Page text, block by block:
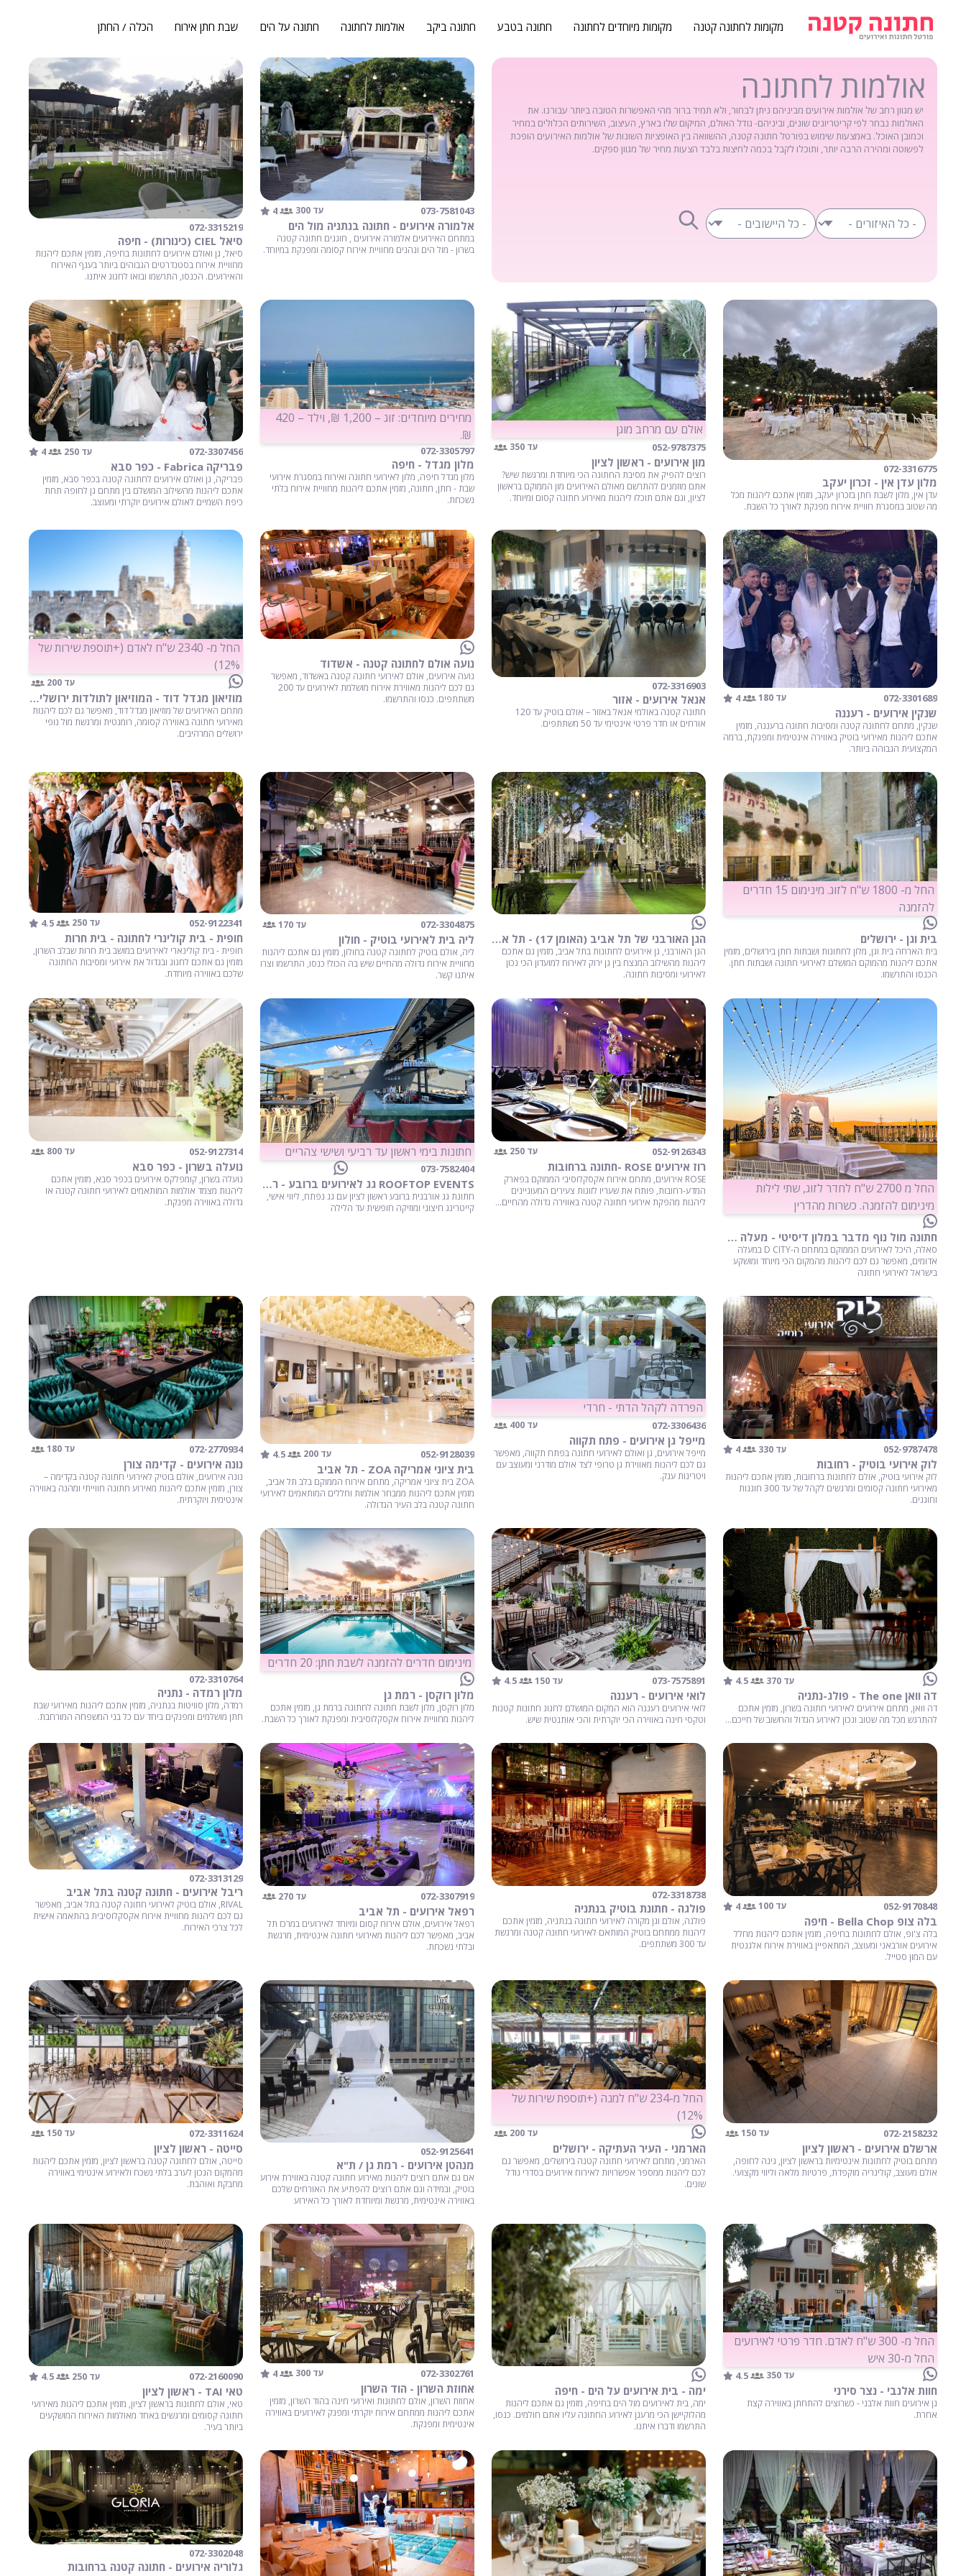
מקומות לחתונה קטנה מקומות מיוחדים לחתונה חתונה בטבע חתונה ביקב אולמות לחתונה חתונה על הים שבת חתן אירוח הכלה / החתן
אולמות לחתונה
יש מגוון רחב של אולמות אירועים מביניהם ניתן לבחור, ולא תמיד ברור מהי האפשרות הטובה ביותר עבורנו. את
האולמות נבחר לפי קריטריונים שונים, וביניהם- גודל האולם, המיקום שלו בארץ, העיצוב, השירותים הכלולים במחיר
וכמובן האוכל. באמצעות שימוש בפורטל חתונה קטנה, ההשוואה בין האופציות השונות של אולמות האירועים הופכת
לפשוטה ומהירה הרבה יותר, ותוכלו לקבל בכמה לחיצות בלבד הצעות מחיר של מגוון ספקים.
073-7581043 עד 300 4
אלמורה אירועים - חתונה בנתניה מול הים
במתחם האירועים אלמורה אירועים , חוגגים חתונה קטנה
בשרון - מול הים ונהנים מחוויית אירוח קסומה ומפנקת במיוחד.
072-3315219
סיאל CIEL (כינורות) - חיפה
סיאל, גן ואולם אירועים לחתונות בחיפה, מזמין אתכם ליהנות
מחוויית אירוח בסטנדרטים הגבוהים ביותר בענף האירוח
והאירועים. הכנסו, התרשמו ובואו לחגוג איתנו.
072-3316775
מלון עדן אין - זכרון יעקב
עדן אין, מלון לשבת חתן בזכרון יעקב, מזמין אתכם ליהנות מכל
מה שטוב במסגרת חוויית אירוח מפנקת לאורך כל השבת.
אולם עם מרחב מוגן
052-9787375 עד 350
מון אירועים - ראשון לציון
רוצים להפיק את מסיבת החתונה הכי מיוחדת ומרגשת שיש?
אתם מוזמנים להתרשם מאולם האירועים מון הממוקם בראשון
לציון, וגם אתם תוכלו ליהנות מאירוע חתונה קסום ומיוחד.
מחירים מיוחדים: זוג – 1,200 ₪, וילד – 420
₪.
072-3305797
מלון מגדל - חיפה
מלון מגדל חיפה, מלון לאירועי חתונה ואירוח במסגרת אירועי
שבת - חתן, חתונה, מזמין אתכם ליהנות מחוויית אירוח בלתי
נשכחת.
072-3307456 עד 250 4
פבריקה Fabrica - כפר סבא
פבריקה, גן ואולם אירועים לחתונה קטנה בכפר סבא, מזמין
אתכם ליהנות מהשילוב המושלם בין מתחם גן לחופה תחת
כיפת השמיים לאולם אירועים יוקרתי ומעוצב.
072-3301689 עד 180 4
שנקין אירועים - רעננה
שנקין, מתחם לחתונה קטנה ומסיבות חתונה ברעננה, מזמין
אתכם ליהנות מאירועי בוטיק באווירה אינטימית ומפנקת, ברמה
המקצועית הגבוהה ביותר.
072-3316903
אנאל אירועים - אזור
חתונה קטנה באולמי אנאל באזור – אולם בוטיק עד 120
אורחים או חדר פרטי אינטימי עד 50 משתתפים.
נועה אולם לחתונה קטנה - אשדוד
נועה אירועים, אולם לאירועי חתונה קטנה באשדוד, מאפשר
גם לכם ליהנות מאווירת אירוח מושלמת לאירועים עד 200
משתתפים. כנסו והתרשמו.
החל מ- 2340 ש"ח לאדם (+תוספת שירות של
12%)
עד 200
מוזיאון מגדל דוד - המוזיאון לתולדות ירושלים - ירושלים
מתחם האירועים של מוזיאון מגדל דוד, מאפשר גם לכם ליהנות
מאירועי חתונה באווירה קסומה, רומנטית ומרגשת מול נופי
ירושלים המרהיבים.
החל מ- 1800 ש"ח לזוג. מינימום 15 חדרים
להזמנה
בית וגן - ירושלים
בית הארחה בית וגן, מלון לחתונות ושבתות חתן בירושלים, מזמין
אתכם ליהנות מהמוקם המושלם לאירועי חתונה ושבתות חתן.
הכנסו והתרשמו.
הגן האורבני של תל אביב (האומן 17) - תל אביב
הגן האורבני, גן אירועים לחתונות בתל אביב, מזמין גם אתכם
ליהנות מהשילוב המנצח בין גן ירוק לאירוח למועדון הכי נכון
לאירועי ומסיבות חתונה.
072-3304875 עד 170
ליה בית לאירועי בוטיק - חולון
ליה, אולם בוטיק לחתונה קטנה בחולון, מזמין גם אתכם ליהנות
מחוויית אירוח גדולה מהחיים שיש בה הכול! כנסו, התרשמו וצרו
איתנו קשר.
052-9122341 עד 250 4.5
חופית - בית קולינרי לחתונה - בית חרות
חופית - בית קולינארי לאירועים במושב בית חרות שבלב השרון,
מזמין גם אתכם לחגוג ובגדול את אירועי ומסיבות החתונה
שלכם באווירה מיוחדת.
החל מ 2700 ש"ח לחדר לזוג, שתי לילות
מינימום להזמנה. כשרות מהדרין
חתונה מול נוף מדבר במלון דיסיטי - מעלה אדומים
סאלה, היכל לאירועים הממוקם במתחם ה-D CITY במעלה
אדומים, מאפשר גם לכם ליהנות מהמקום הכי מיוחד ומושקע
בישראל לאירועי חתונה
052-9126343 עד 250
רוז אירועים ROSE -חתונה ברחובות
ROSE אירועים, מתחם אירוח אקסקלוסיבי הממוקם בפארק
המדע-רחובות, פותח את שעריו לזוגות צעירים המעוניינים
ליהנות מהפקת אירועי חתונה קטנה באווירה גדולה מהחיים...
חתונות בימי ראשון עד רביעי ושישי צהריים
073-7582404
ROOFTOP EVENTS גג לאירועים ברובע - ראשון לציון
חתונת גג אורבנית ברובע ראשון לציון עם גג נפתח, ליווי אישי,
קייטרינג חיצוני ומוזיקה חופשית עד הלילה
052-9127314 עד 800
נועלה בשרון - כפר סבא
נועלה בשרון, קומפלקס אירועים בכפר סבא, מזמין אתכם
ליהנות מצמד אולמות המותאמים לאירועי חתונה קטנה או
גדולה באווירה מפנקת.
052-9787478 עד 330 4
לוק אירועי בוטיק - רחובות
לוק אירועי בוטיק, אולם לחתונות ברחובות, מזמין אתכם ליהנות
מאירועי חתונה קסומים ומרגשים לקהל של עד 300 חוגגות
וחוגגים.
הפרדה לקהל הדתי - חרדי
072-3306436 עד 400
מייפל גן אירועים - פתח תקווה
מייפל אירועים, גן ואולם לאירועי חתונה בפתח תקווה, מאפשר
גם לכם ליהנות מאווירת גן טרופי לצד אולם מודרני ומעוצב עם
ויטרינות ענק.
052-9128039 עד 200 4.5
בית ציוני אמריקה ZOA - תל אביב
ZOA בית ציוני אמריקה, מתחם אירוח הממוקם בלב תל אביב,
מזמין אתכם ליהנות ממבחר אולמות וחללים המותאמים לאירועי
חתונה קטנה בלב העיר הגדולה.
072-2770934 עד 180
נונה אירועים - קדימה צורן
נונה אירועים, אולם בוטיק לאירועי חתונה קטנה בקדימה –
צורן, מזמין אתכם ליהנות מאירוע חתונה חווייתי ומהנה באווירה
אינטימית ויוקרתית.
עד 370 4.5
דה וואן The one - פולג-נתניה
דה וואן, מתחם אירועים לאירועי חתונה בשרון, מזמין אתכם
להתרגש מכל מה שטוב ונכון לאירוע הגדול והחשוב של חייכם...
073-7575891 עד 150 4.5
לואי אירועים - רעננה
לואי אירועים רעננה הוא המקום המושלם לחגוג חתונות קטנות
וטקסי חינה באווירה הכי יוקרתית והכי אותנטית שיש.
מינימום חדרים להזמנה לשבת חתן: 20 חדרים
מלון רוקסן - רמת גן
מלון רוקסן, מלון לשבת חתונה לחתונה ברמת גן, מזמין אתכם
ליהנות מחוויית אירוח אקסקלוסיבית ומפנקת לאורך כל השבת.
072-3310764
מלון רמדה - נתניה
רמדה, מלון סוויטות בנתניה, מזמין אתכם ליהנות מאירועי שבת
חתן מושלמים ומפנקים ביחד עם כל בני המשפחה המורחבת.
052-9170848 עד 100 4
בלה צופ Bella Chop - חיפה
בלה צ'ופ, אולם לחתונות בחיפה, מזמין אתכם ליהנות מחלל
אירועים אורבאני ומעוצב, המתאפיין באווירת אירוח אלגנטית
עם המון סטייל.
072-3318738
פולגה - חתונת בוטיק בנתניה
פולגה, אולם וגן מקורה לאירועי חתונה בנתניה, מזמין אתכם
ליהנות ממתחם בוטיק המותאם לאירועי חתונה קטנה ומרגשת
עד 300 משתתפים.
072-3307919 עד 270
רפאל אירועים - תל אביב
רפאל אירועים, אולם אירוח קסום ומיוחד לאירועים במרכז תל
אביב, מאפשר לכם ליהנות מאירועי חתונה אינטימית, מרגשת
ובלתי נשכחת.
072-3313129
ריבל אירועים - חתונה קטנה בתל אביב
RIVAL, אולם בוטיק לאירועי חתונה קטנה בתל אביב, מאפשר
גם לכם ליהנות מחוויית אירוח אקסקלוסיבית בהתאמה אישית
לכל צרכי האירוח.
072-2158232 עד 150
ארשלם אירועים - ראשון לציון
מתחם בוטיק לחתונות אינטימיות בראשון לציון, גינה לחופה,
אולם מעוצב, קולינריה מוקפדת, פרטיות מלאה וליווי מקצועי.
החל מ-234 ש"ח למנה (+תוספת שירות של
12%)
עד 200
הארמני - העיר העתיקה - ירושלים
הארמני, מתחם לאירועי חתונה קטנה בירושלים, מאפשר גם
לכם ליהנות ממספר אפשרויות לאירוח אירועים בסדרי גודל
שונים.
052-9125641
מנהטן אירועים - רמת גן / ת"א
אם גם אתם רוצים ליהנות מאירוע חתונה קטנה באווירת אירוע
בוטיק, ובמידה וגם אתם רוצים להפתיע את האורחים שלכם
באווירה אינטימית, מרגשת ומיוחדת לאורך כל האירוע
072-3311624 עד 150
סייטה - ראשון לציון
סייטה, אולם לחתונה קטנה בראשון לציון, מזמין אתכם ליהנות
מהמקום הנכון לערב בלתי נשכח ולאירוע אינטימי באווירה
מחבקת ואוהבת.
החל מ- 300 ש"ח לאדם. חדר פרטי לאירועים
החל מ-30 איש
עד 350 4.5
חוות אלנבי - נצר סירני
גן אירועים חוות אלבני - כשרוצים להתחתן באווירה קצת
אחרת.
ימה - בית אירועים על הים - חיפה
ימה, בית לאירועים מול הים בחיפה, מזמין גם אתכם ליהנות
מהלוקיישן הכי מרענן לאירוע החתונה עליו אתם חולמים. כנסו,
התרשמו ודברו איתנו.
072-3302761 עד 300 4
אחוזת השרון - הוד השרון
אחוזת השרון, אולם לחתונות ואירועי חינה בהוד השרון, מזמין
אתכם ליהנות ממתחם אירוח יוקרתי ומפנק לאירועים באווירה
אינטימית ומפנקת.
072-2160090 עד 250 4.5
טאי TAI - ראשון לציון
טאי, אולם לחתונות בראשון לציון, מזמין אתכם ליהנות מאירועי
חתונה קסומים ומרגשים באחד מאולמות האירוח המושקעים
ביותר בעיר.
072-3302048
גלוריה אירועים - חתונה קטנה ברחובות